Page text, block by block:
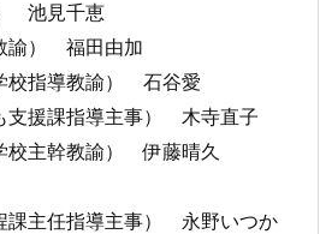
池見千恵
諭） 福田由加
校指導教諭） 石谷愛
支援課指導主事） 木寺直子
校主幹教諭） 伊藤晴久
課主任指導主事） 永野いつか